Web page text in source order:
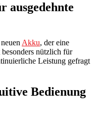
ausgedehnte
Akku, der eine
nützlich für
Leistung gefragt
Bedienung